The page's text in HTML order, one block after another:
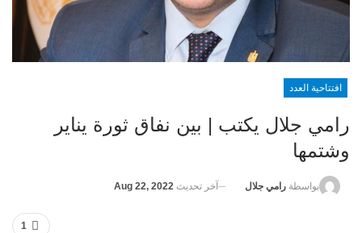
افتتاحية العدد
رامي جلال يكتب | بين نفاق ثورة يناير
وشتمها
بواسطة رامي جلال آخر تحديث Aug 22, 2022
1